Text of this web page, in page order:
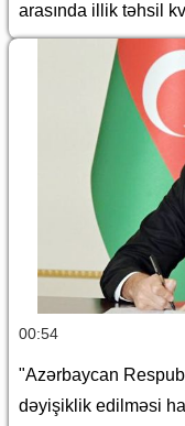
arasında illik təhsil
haqqında Saziş"in
00:54
"Azərbaycan
dəyişiklik edilməsi